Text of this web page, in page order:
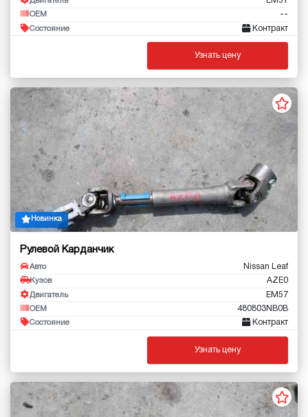
OEM --
Состояние Контракт
Узнать цену
Новинка
Рулевой Карданчик
Авто Nissan Leaf
Кузов AZE0
Двигатель EM57
OEM 480803NB0B
Состояние Контракт
Узнать цену